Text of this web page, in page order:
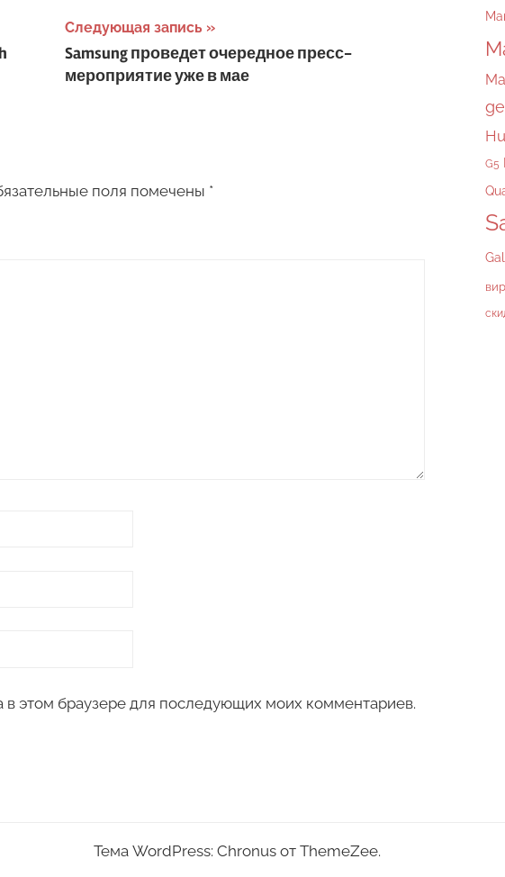
Следующая запись
Samsung проведет очередное пресс-
мероприятие уже в мае
поля помечены *
в этом браузере для последующих моих комментариев.
G5
Тема WordPress: Chronus от ThemeZee.